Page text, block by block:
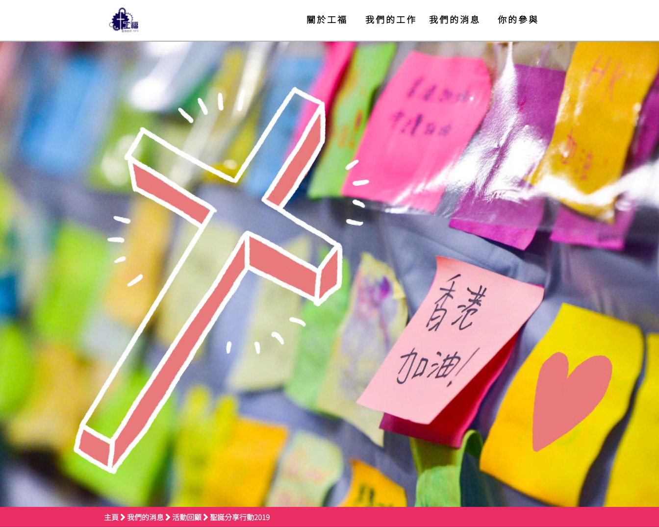
關於工福 我們的工作 我們的消息 你的參與
主頁 我們的消息 活動回顧 聖誕分享行動2019